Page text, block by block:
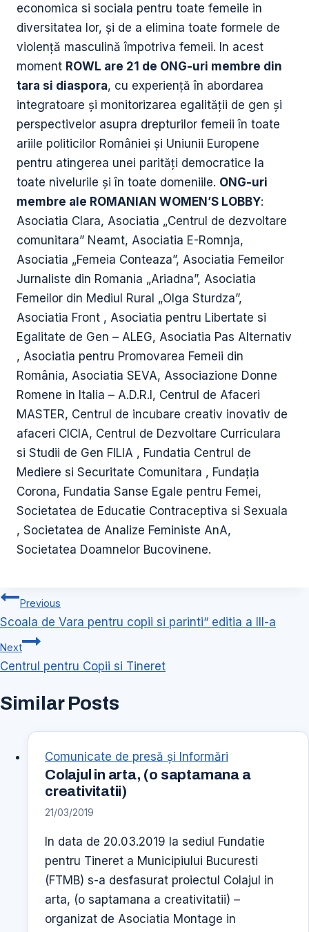
economica si sociala pentru toate femeile in
diversitatea lor, și de a elimina toate formele de
violență masculină împotriva femeii. In acest
moment ROWL are 21 de ONG-uri membre din
tara si diaspora, cu experiență în abordarea
integratoare și monitorizarea egalității de gen și
perspectivelor asupra drepturilor femeii în toate
ariile politicilor României și Uniunii Europene
pentru atingerea unei parități democratice la
toate nivelurile și în toate domeniile. ONG-uri
membre ale ROMANIAN WOMEN’S LOBBY:
Asociatia Clara, Asociatia „Centrul de dezvoltare
comunitara” Neamt, Asociatia E-Romnja,
Asociatia „Femeia Conteaza”, Asociatia Femeilor
Jurnaliste din Romania „Ariadna”, Asociatia
Femeilor din Mediul Rural „Olga Sturdza”,
Asociatia Front , Asociatia pentru Libertate si
Egalitate de Gen – ALEG, Asociatia Pas Alternativ
, Asociatia pentru Promovarea Femeii din
România, Asociatia SEVA, Associazione Donne
Romene in Italia – A.D.R.I, Centrul de Afaceri
MASTER, Centrul de incubare creativ inovativ de
afaceri CICIA, Centrul de Dezvoltare Curriculara
si Studii de Gen FILIA , Fundatia Centrul de
Mediere si Securitate Comunitara , Fundația
Corona, Fundatia Sanse Egale pentru Femei,
Societatea de Educatie Contraceptiva si Sexuala
, Societatea de Analize Feministe AnA,
Societatea Doamnelor Bucovinene.
Navigare
în
articole
Previous
Scoala de Vara pentru copii si parinti“ editia a III-a
Next
Centrul pentru Copii si Tineret
Similar Posts
Comunicate de presă şi Informări
Colajul in arta, (o saptamana a
creativitatii)
21/03/2019
In data de 20.03.2019 la sediul Fundatie
pentru Tineret a Municipiului Bucuresti
(FTMB) s-a desfasurat proiectul Colajul in
arta, (o saptamana a creativitatii) –
organizat de Asociatia Montage in